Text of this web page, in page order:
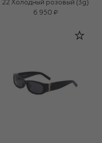
22 Холодный розовый (3g)
6 950 ₽